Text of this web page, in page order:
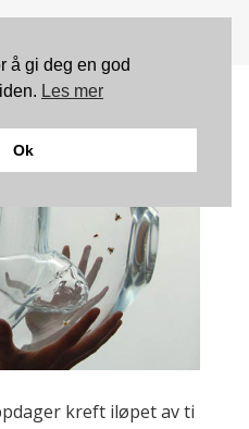
kreft iløpet av ti
å gi deg en god
Les mer
Ok